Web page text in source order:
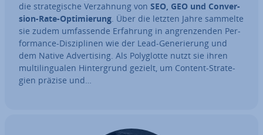
die stra­te­gi­sche Ver­zah­nung von SEO, GEO und Con­ver­
si­on-Rate-Op­ti­mie­rung. Über die letzten Jahre sammelte
sie zudem um­fas­sen­de Erfahrung in an­gren­zen­den Per­
for­mance-Dis­zi­pli­nen wie der Lead-Ge­ne­rie­rung und
dem Native Ad­ver­ti­sing. Als Po­ly­glot­te nutzt sie ihren
mul­ti­l­in­gua­len Hin­ter­grund gezielt, um Content-Stra­te­
gien präzise und…